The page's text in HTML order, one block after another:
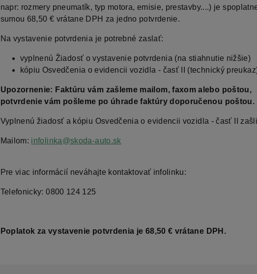
napr: rozmery pneumatík, typ motora, emisie, prestavby....) je
sumou 68,50 € vrátane DPH za jedno potvrdenie.
Na vystavenie potvrdenia je potrebné zaslať:
vyplnenú Žiadosť o vystavenie potvrdenia (na stiahnutie nižšie)
kópiu Osvedčenia o evidencii vozidla - časť II (technický
Upozornenie: Faktúru vám zašleme mailom, faxom alebo poštou,
potvrdenie vám pošleme po úhrade faktúry doporučenou poštou.
Vyplnenú žiadosť a kópiu Osvedčenia o evidencii vozidla - časť II
Mailom: infolinka@skoda-auto.sk
Pre viac informácií neváhajte kontaktovať infolinku:
Telefonicky: 0800 124 125
Poplatok za vystavenie potvrdenia je 68,50 € vrátane DPH.